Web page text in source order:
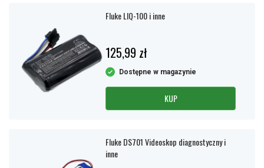
Fluke LIQ-100 i inne
125,99 zł
Dostępne w magazynie
KUP
Fluke DS701 Videoskop diagnostyczny i
inne